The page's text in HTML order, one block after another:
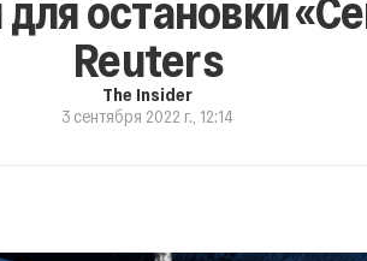
Reuters
The Insider
3 сентября 2022 г., 12:14